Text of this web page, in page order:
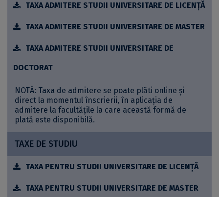
TAXA ADMITERE STUDII UNIVERSITARE DE LICENŢĂ
TAXA ADMITERE STUDII UNIVERSITARE DE MASTER
TAXA ADMITERE STUDII UNIVERSITARE DE
DOCTORAT
NOTĂ: Taxa de admitere se poate plăti online și
direct la momentul înscrierii, în aplicația de
admitere la facultățile la care această formă de
plată este disponibilă.
TAXE DE STUDIU
TAXA PENTRU STUDII UNIVERSITARE DE LICENŢĂ
TAXA PENTRU STUDII UNIVERSITARE DE MASTER